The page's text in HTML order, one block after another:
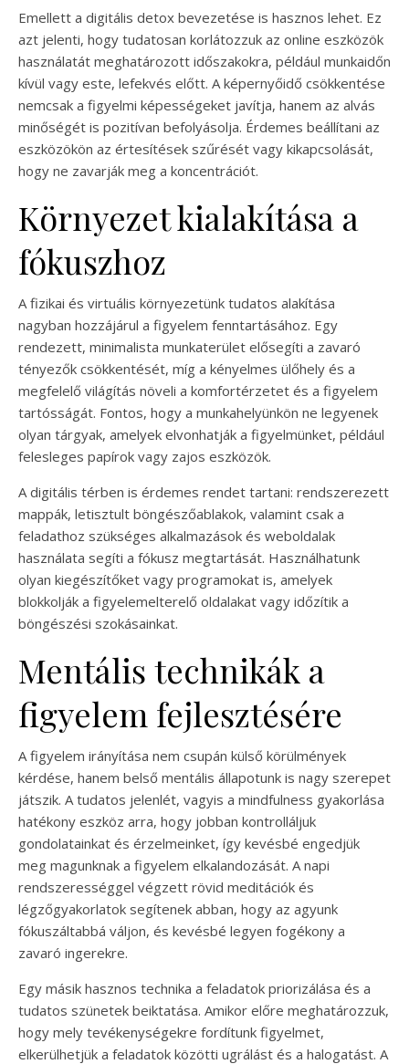
Emellett a digitális detox bevezetése is hasznos lehet. Ez
azt jelenti, hogy tudatosan korlátozzuk az online eszközök
használatát meghatározott időszakokra, például munkaidőn
kívül vagy este, lefekvés előtt. A képernyőidő csökkentése
nemcsak a figyelmi képességeket javítja, hanem az alvás
minőségét is pozitívan befolyásolja. Érdemes beállítani az
eszközökön az értesítések szűrését vagy kikapcsolását,
hogy ne zavarják meg a koncentrációt.
Környezet kialakítása a
fókuszhoz
A fizikai és virtuális környezetünk tudatos alakítása
nagyban hozzájárul a figyelem fenntartásához. Egy
rendezett, minimalista munkaterület elősegíti a zavaró
tényezők csökkentését, míg a kényelmes ülőhely és a
megfelelő világítás növeli a komfortérzetet és a figyelem
tartósságát. Fontos, hogy a munkahelyünkön ne legyenek
olyan tárgyak, amelyek elvonhatják a figyelmünket, például
felesleges papírok vagy zajos eszközök.
A digitális térben is érdemes rendet tartani: rendszerezett
mappák, letisztult böngészőablakok, valamint csak a
feladathoz szükséges alkalmazások és weboldalak
használata segíti a fókusz megtartását. Használhatunk
olyan kiegészítőket vagy programokat is, amelyek
blokkolják a figyelemelterelő oldalakat vagy időzítik a
böngészési szokásainkat.
Mentális technikák a
figyelem fejlesztésére
A figyelem irányítása nem csupán külső körülmények
kérdése, hanem belső mentális állapotunk is nagy szerepet
játszik. A tudatos jelenlét, vagyis a mindfulness gyakorlása
hatékony eszköz arra, hogy jobban kontrolláljuk
gondolatainkat és érzelmeinket, így kevésbé engedjük
meg magunknak a figyelem elkalandozását. A napi
rendszerességgel végzett rövid meditációk és
légzőgyakorlatok segítenek abban, hogy az agyunk
fókuszáltabbá váljon, és kevésbé legyen fogékony a
zavaró ingerekre.
Egy másik hasznos technika a feladatok priorizálása és a
tudatos szünetek beiktatása. Amikor előre meghatározzuk,
hogy mely tevékenységekre fordítunk figyelmet,
elkerülhetjük a feladatok közötti ugrálást és a halogatást. A